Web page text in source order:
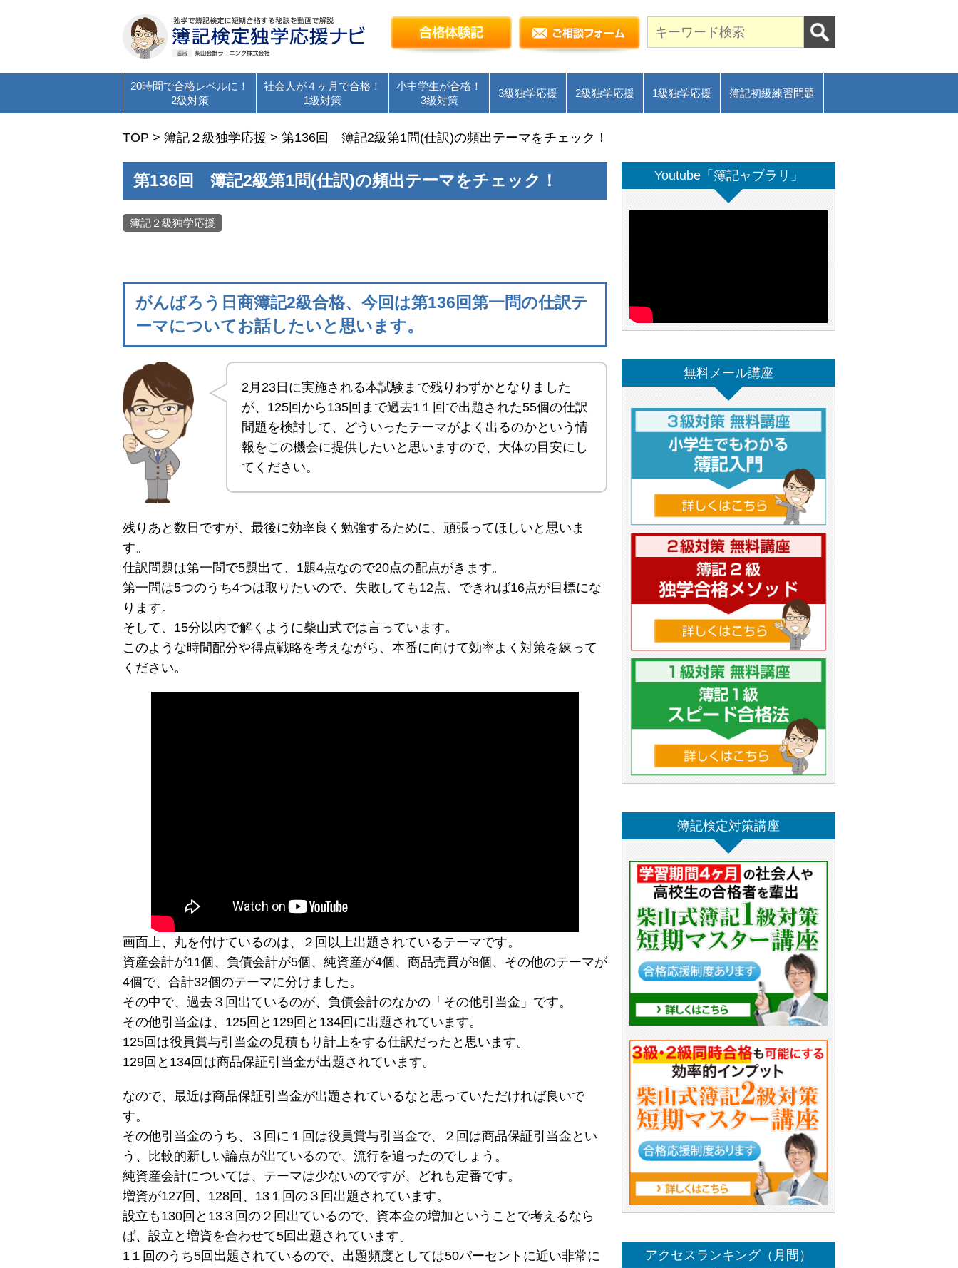
簿記検定独学応援～簿記１級・２級・３級を短期合格に導く通信講座～
合格体験記 ご相談フォーム
20時間で合格レベルに！
2級対策
社会人が４ヶ月で合格！
1級対策
小中学生が合格！
3級対策
3級独学応援 2級独学応援 1級独学応援 簿記初級練習問題
TOP > 簿記２級独学応援 > 第136回 簿記2級第1問(仕訳)の頻出テーマをチェック！
第136回 簿記2級第1問(仕訳)の頻出テーマをチェック！
簿記２級独学応援
がんばろう日商簿記2級合格、今回は第136回第一問の仕訳テ
ーマについてお話したいと思います。
2月23日に実施される本試験まで残りわずかとなりました
が、125回から135回まで過去1１回で出題された55個の仕訳
問題を検討して、どういったテーマがよく出るのかという情
報をこの機会に提供したいと思いますので、大体の目安にし
てください。
残りあと数日ですが、最後に効率良く勉強するために、頑張ってほしいと思いま
す。
仕訳問題は第一問で5題出て、1題4点なので20点の配点がきます。
第一問は5つのうち4つは取りたいので、失敗しても12点、できれば16点が目標にな
ります。
そして、15分以内で解くように柴山式では言っています。
このような時間配分や得点戦略を考えながら、本番に向けて効率よく対策を練って
ください。
画面上、丸を付けているのは、２回以上出題されているテーマです。
資産会計が11個、負債会計が5個、純資産が4個、商品売買が8個、その他のテーマが
4個で、合計32個のテーマに分けました。
その中で、過去３回出ているのが、負債会計のなかの「その他引当金」です。
その他引当金は、125回と129回と134回に出題されています。
125回は役員賞与引当金の見積もり計上をする仕訳だったと思います。
129回と134回は商品保証引当金が出題されています。
なので、最近は商品保証引当金が出題されているなと思っていただければ良いで
す。
その他引当金のうち、３回に１回は役員賞与引当金で、２回は商品保証引当金とい
う、比較的新しい論点が出ているので、流行を追ったのでしょう。
純資産会計については、テーマは少ないのですが、どれも定番です。
増資が127回、128回、13１回の３回出題されています。
設立も130回と13３回の２回出ているので、資本金の増加ということで考えるなら
ば、設立と増資を合わせて5回出題されています。
1１回のうち5回出題されているので、出題頻度としては50パーセントに近い非常に
Youtube「簿記ャブラリ」
無料メール講座
簿記検定対策講座
アクセスランキング（月間）